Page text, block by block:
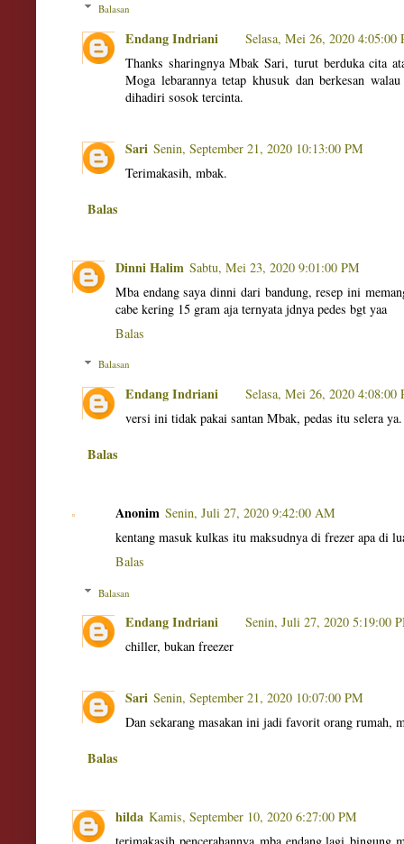
Balasan
Endang Indriani
Selasa, Mei 26, 2020 4:05:00
Thanks sharingnya Mbak Sari, turut berduka cita
Moga lebarannya tetap khusuk dan berkesan
dihadiri sosok tercinta.
Sari Senin, September 21, 2020 10:13:00 PM
Terimakasih, mbak.
Balas
Dinni Halim Sabtu, Mei 23, 2020 9:01:00 PM
Mba endang saya dinni dari bandung, resep ini
cabe kering 15 gram aja ternyata jdnya pedes bgt yaa
Balas
Balasan
Endang Indriani
Selasa, Mei 26, 2020 4:08:00
versi ini tidak pakai santan Mbak, pedas itu selera ya.
Balas
Anonim Senin, Juli 27, 2020 9:42:00 AM
kentang masuk kulkas itu maksudnya di frezer apa di
Balas
Balasan
Endang Indriani
Senin, Juli 27, 2020 5:19:00
chiller, bukan freezer
Sari Senin, September 21, 2020 10:07:00 PM
Dan sekarang masakan ini jadi favorit orang rumah,
Balas
hilda Kamis, September 10, 2020 6:27:00 PM